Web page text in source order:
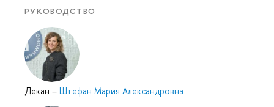
РУКОВОДСТВО
Декан – Штефан Мария Александровна